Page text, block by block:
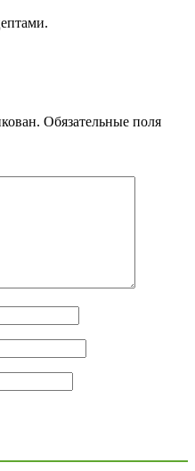
Обязательные поля